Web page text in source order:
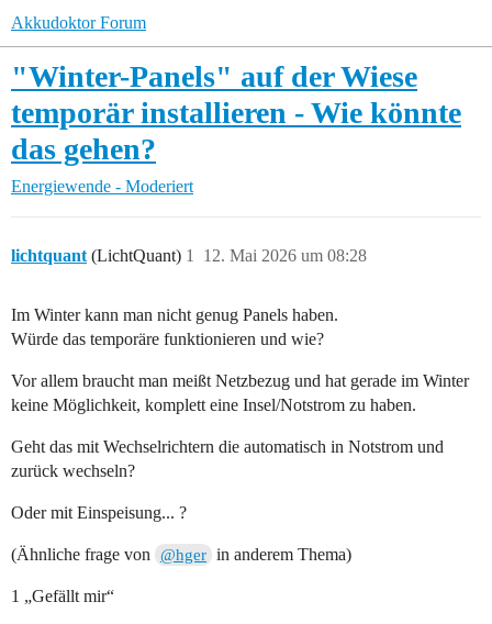
Akkudoktor Forum
"Winter-Panels" auf der Wiese
temporär installieren - Wie könnte
das gehen?
Energiewende - Moderiert
lichtquant (LichtQuant) 12. Mai 2026 um 08:28
1
Im Winter kann man nicht genug Panels haben.
Würde das temporäre funktionieren und wie?
Vor allem braucht man meißt Netzbezug und hat gerade im Winter
keine Möglichkeit, komplett eine Insel/Notstrom zu haben.
Geht das mit Wechselrichtern die automatisch in Notstrom und
zurück wechseln?
Oder mit Einspeisung... ?
(Ähnliche frage von @hger in anderem Thema)
1 „Gefällt mir“